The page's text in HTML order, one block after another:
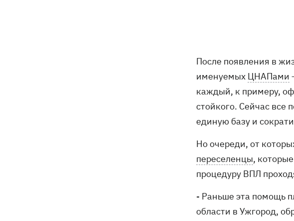
После появления в
именуемых ЦНАПами
каждый, к примеру,
стойкого. Сейчас все
единую базу и
Но очереди, от
переселенцы,
процедуру ВПЛ
- Раньше эта помощь
области в Ужгород,